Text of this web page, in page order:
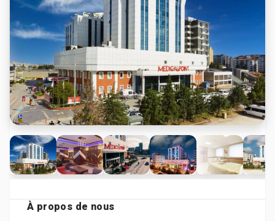
À propos de nous